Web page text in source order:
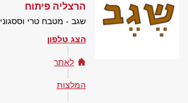
הרצליה פיתוח
שגב - מטבח טרי וססגוני
הצג טלפון
לאתר
המלצות